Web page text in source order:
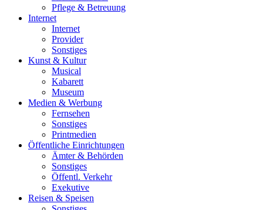
Pflege & Betreuung
Internet
Internet
Provider
Sonstiges
Kunst & Kultur
Musical
Kabarett
Museum
Medien & Werbung
Fernsehen
Sonstiges
Printmedien
Öffentliche Einrichtungen
Ämter & Behörden
Sonstiges
Öffentl. Verkehr
Exekutive
Reisen & Speisen